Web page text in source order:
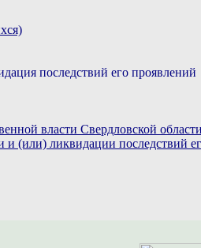
последствий его проявлений
власти Свердловской
(или) ликвидации последствий